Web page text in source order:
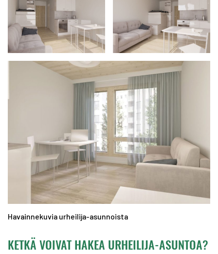
Havainnekuvia urheilija-asunnoista
KETKÄ VOIVAT HAKEA URHEILIJA-ASUNTOA?